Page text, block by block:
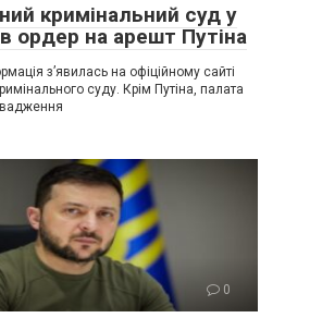
кримінальний суд у
ордер на арешт Путіна
з’явилась на офіційному сайті
суду. Крім Путіна, палата
0